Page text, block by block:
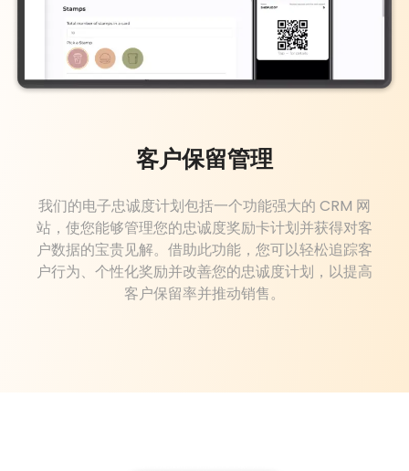
客户保留管理
我们的电子忠诚度计划包括一个功能强大的 CRM 网
站，使您能够管理您的忠诚度奖励卡计划并获得对客
户数据的宝贵见解。借助此功能，您可以轻松追踪客
户行为、个性化奖励并改善您的忠诚度计划，以提高
客户保留率并推动销售。